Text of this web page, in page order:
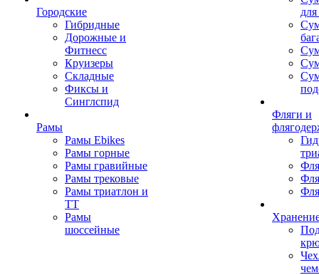
Городские
Гибридные
Дорожные и
Фитнесс
Круизеры
Складные
Фиксы и
Синглспид
Рамы
Рамы Ebikes
Рамы горные
Рамы гравийные
Рамы трековые
Рамы триатлон и
ТТ
Рамы
шоссейные
Фляги и